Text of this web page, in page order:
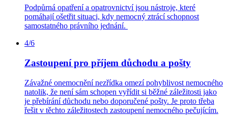
Podpůrná opatření a opatrovnictví jsou nástroje, které
pomáhají ošetřit situaci, kdy nemocný ztrácí schopnost
samostatného právního jednání.
4/6
Zastoupení pro příjem důchodu a pošty
Závažné onemocnění nezřídka omezí pohyblivost nemocného
natolik, že není sám schopen vyřídit si běžné záležitosti jako
je přebírání důchodu nebo doporučené pošty. Je proto třeba
řešit v těchto záležitostech zastoupení nemocného pečujícím.